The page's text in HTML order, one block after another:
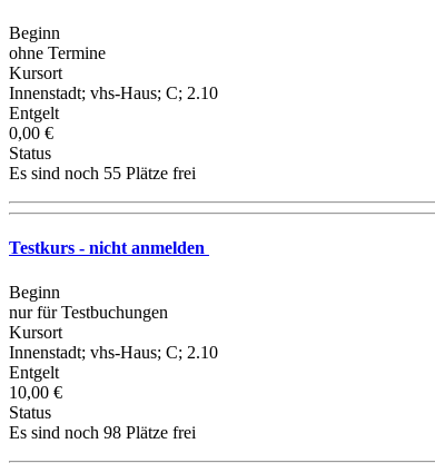
Beginn
ohne Termine
Kursort
Innenstadt; vhs-Haus; C; 2.10
Entgelt
0,00 €
Status
Es sind noch 55 Plätze frei
Testkurs - nicht anmelden
Beginn
nur für Testbuchungen
Kursort
Innenstadt; vhs-Haus; C; 2.10
Entgelt
10,00 €
Status
Es sind noch 98 Plätze frei